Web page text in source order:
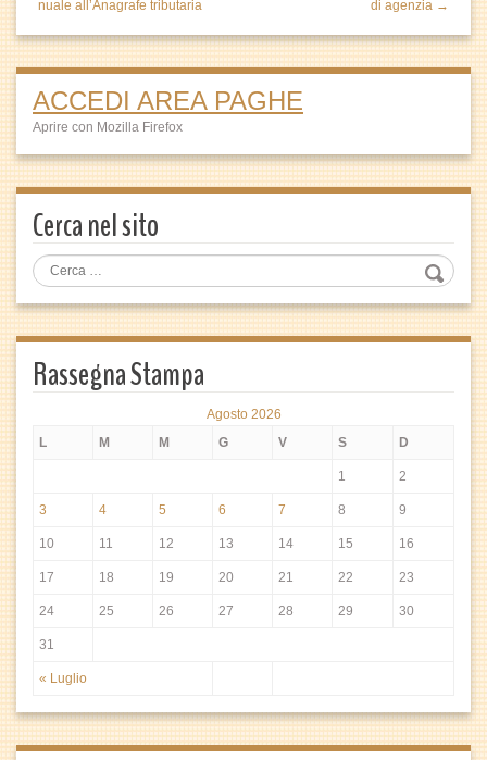
nuale all’Anagrafe tributaria
di agenzia →
ACCEDI AREA PAGHE
Aprire con Mozilla Firefox
Cerca nel sito
Rassegna Stampa
Agosto 2026
L
M M G V S D
« Luglio
1 2
3 4 5 6 7 8 9
10 11 12 13 14 15 16
17 18 19 20 21 22 23
24 25 26 27 28 29 30
31